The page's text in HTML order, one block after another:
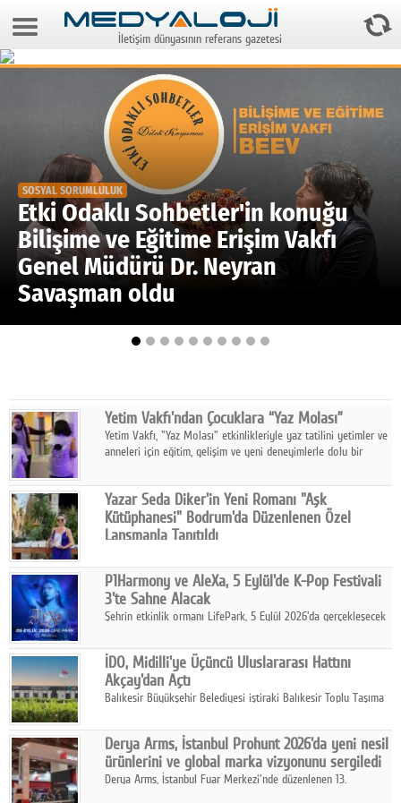
9 Ağustos 2026 14:23:01
Video Galeri
Gazeteler
Medya
Reyting-tiraj
Teknoloji
Televizyon
Facebook
Diziler
Karikatür
Youtube
Polemik
Reklam
Yazarlar
Künye
SOSYAL MEDYA
Facebook
Twitter
İletişim dünyasının referans gazetesi
SOSYAL SORUMLULUK
Etki Odaklı Sohbetler'in konuğu
Bilişime ve Eğitime Erişim Vakfı
Genel Müdürü Dr. Neyran
Savaşman oldu
Yetim Vakfı'ndan Çocuklara “Yaz Molası”
Yetim Vakfı, "Yaz Molası" etkinlikleriyle yaz tatilini yetimler ve
anneleri için eğitim, gelişim ve yeni deneyimlerle dolu bir
Yazar Seda Diker'in Yeni Romanı "Aşk
Kütüphanesi" Bodrum'da Düzenlenen Özel
Lansmanla Tanıtıldı
Diker'in 13. kitabı “Aşk Kütüphanesi” 6 Ağustos'ta Casa dell'Arte
Bodrum'da düzenlenen özel lansmanla okurlarıyla buluştu.
P1Harmony ve AleXa, 5 Eylül'de K-Pop Festivali
3'te Sahne Alacak
Şehrin etkinlik ormanı LifePark, 5 Eylül 2026'da gerçekleşecek
haritasında önemli bir destinasyon haline getirmeye
hazırlanıyor.
İDO, Midilli'ye Üçüncü Uluslararası Hattını
Akçay'dan Açtı
Balıkesir Büyükşehir Belediyesi iştiraki Balıkesir Toplu Taşıma
Midilli hattının resmi açılışı gerçekleştirildi.
Derya Arms, İstanbul Prohunt 2026'da yeni nesil
ürünlerini ve global marka vizyonunu sergiledi
Derya Arms, İstanbul Fuar Merkezi'nde düzenlenen 13.